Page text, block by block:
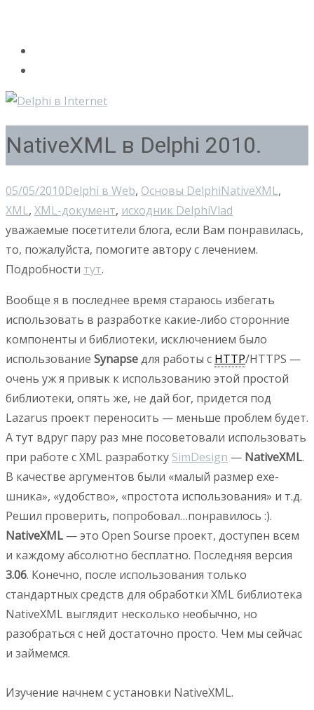
NativeXML в Delphi 2010.
05/05/2010Delphi в Web, Основы DelphiNativeXML,
XML, XML-документ, исходник DelphiVlad
уважаемые посетители блога, если Вам понравилась,
то, пожалуйста, помогите автору с лечением.
Подробности тут.
Вообще я в последнее время стараюсь избегать
использовать в разработке какие-либо сторонние
компоненты и библиотеки, исключением было
использование Synapseдля работы с HTTP/HTTPS —
очень уж я привык к использованию этой простой
библиотеки, опять же, не дай бог, придется под
Lazarus проект переносить — меньше проблем будет.
А тут вдруг пару раз мне посоветовали использовать
при работе с XML разработку SimDesign — NativeXML.
В качестве аргументов были «малый размер exe-
шника», «удобство», «простота использования» и т.д.
Решил проверить, попробовал…понравилось :).
NativeXML — это Open Sourse проект, доступен всем
и каждому абсолютно бесплатно. Последняя версия
3.06. Конечно, после использования только
стандартных средств для обработки XML библиотека
NativeXML выглядит несколько необычно, но
разобраться с ней достаточно просто. Чем мы сейчас
и займемся.
Изучение начнем с установки NativeXML.